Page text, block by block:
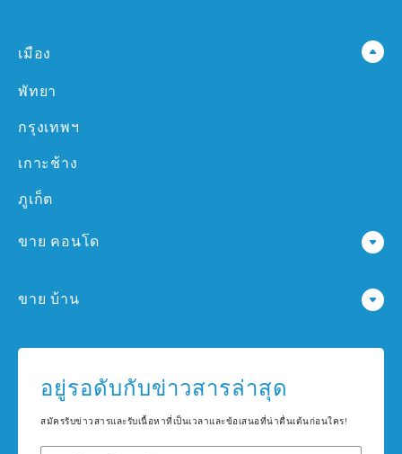
เมือง
พัทยา
กรุงเทพฯ
เกาะช้าง
ภูเก็ต
ขาย คอนโด
คอนโด ใน เกาะช้าง
คอนโด ใน ภูเก็ต
ขาย บ้าน
บ้าน ใน ภูเก็ต
อยู่รอดับกับข่าวสารล่าสุด
สมัครรับข่าวสารและรับเนื้อหาที่เป็นเวลาและข้อเสนอที่น่าตื่นเต้นก่อนใคร!